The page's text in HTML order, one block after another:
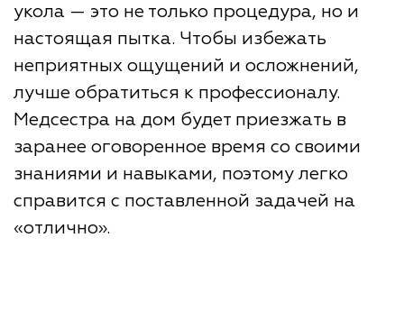
укола — это не только процедура, но и
настоящая пытка. Чтобы избежать
неприятных ощущений и осложнений,
лучше обратиться к профессионалу.
Медсестра на дом будет приезжать в
заранее оговоренное время со своими
знаниями и навыками, поэтому легко
справится с поставленной задачей на
«отлично».